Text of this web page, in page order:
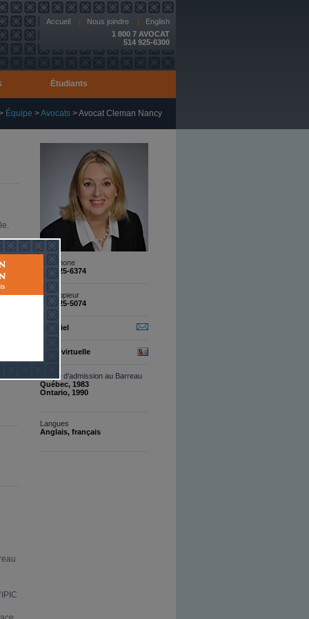
Accueil | Nous joindre |
English
1 800 7 AVOCAT
514 925-6300
Étudiants
Équipe >Avocats >Avocat Cleman Nancy
Téléphone
514 925-6374
Télécopieur
514 925-5074
Courriel
Carte virtuelle
Année d'admission au Barreau
Québec, 1983
Ontario, 1990
Langues
Anglais, français